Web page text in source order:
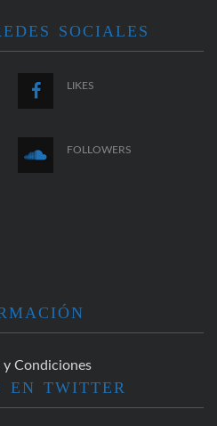
SOCIALES
LIKES
FOLLOWERS
y Condiciones
EN TWITTER